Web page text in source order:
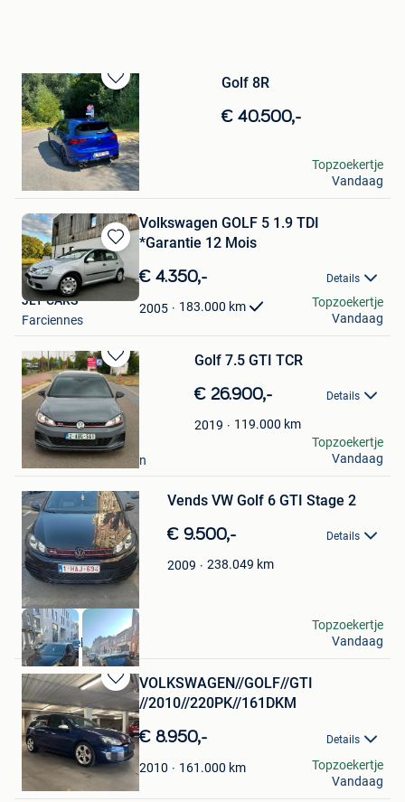
Bewaren
in
Mijn
Favorieten
Golf 8R
€ 40.500,-
fabien
Tubize
Topzoekertje
Vandaag
Bewaren
in
Mijn
Favorieten
Volkswagen GOLF 5 1.9 TDI
*Garantie 12 Mois
€ 4.350,- Details
2005 183.000 km
JLT CARS
Farciennes
Topzoekertje
Vandaag
Bewaren
in
Mijn
Favorieten
Golf 7.5 GTI TCR
€ 26.900,- Details
2019 119.000 km
Hadi El mokahal
Molenbeek-Saint-Jean
Topzoekertje
Vandaag
Bewaren
in
Mijn
Favorieten
Vends VW Golf 6 GTI Stage 2
€ 9.500,- Details
2009 238.049 km
crayeur
Schaerbeek
Topzoekertje
Vandaag
Bewaren
in
Mijn
Favorieten
VOLKSWAGEN//GOLF//GTI
//2010//220PK//161DKM
€ 8.950,- Details
2010 161.000 km
Enis
Topzoekertje
Vandaag